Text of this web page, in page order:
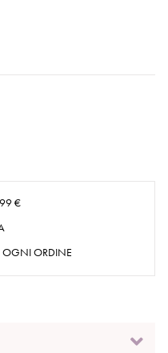
€
ORDINE